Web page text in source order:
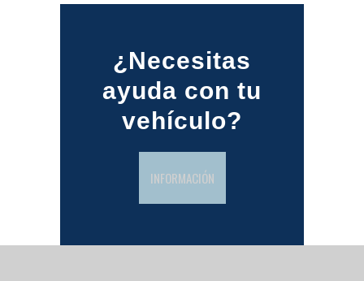
¿Necesitas
ayuda con tu
vehículo?
INFORMACIÓN